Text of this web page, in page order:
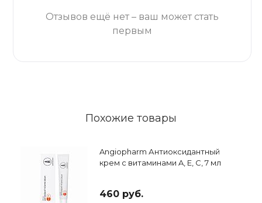
Отзывов ещё нет – ваш может стать
первым
Похожие товары
Angiopharm Антиоксидантный
крем с витаминами A, E, C, 7 мл
460 руб.